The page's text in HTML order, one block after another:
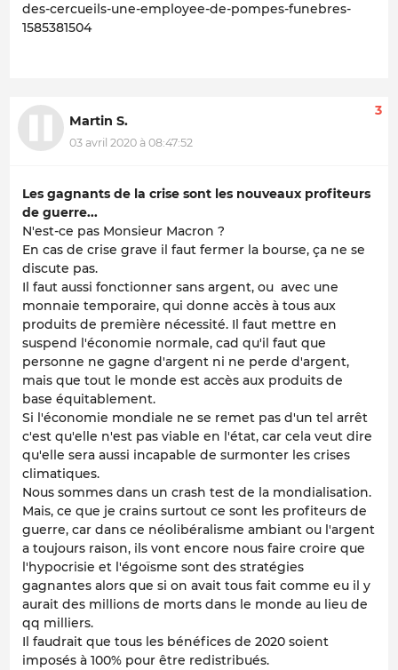
des-cercueils-une-employee-de-pompes-funebres-
1585381504
Martin S.
03 avril 2020 à 08:47:52
3
Les gagnants de la crise sont les nouveaux profiteurs
de guerre...
N'est-ce pas Monsieur Macron ?
En cas de crise grave il faut fermer la bourse, ça ne se
discute pas.
Il faut aussi fonctionner sans argent, ou avec une
monnaie temporaire, qui donne accès à tous aux
produits de première nécessité. Il faut mettre en
suspend l'économie normale, cad qu'il faut que
personne ne gagne d'argent ni ne perde d'argent,
mais que tout le monde est accès aux produits de
base équitablement.
Si l'économie mondiale ne se remet pas d'un tel arrêt
c'est qu'elle n'est pas viable en l'état, car cela veut dire
qu'elle sera aussi incapable de surmonter les crises
climatiques.
Nous sommes dans un crash test de la mondialisation.
Mais, ce que je crains surtout ce sont les profiteurs de
guerre, car dans ce néolibéralisme ambiant ou l'argent
a toujours raison, ils vont encore nous faire croire que
l'hypocrisie et l'égoïsme sont des stratégies
gagnantes alors que si on avait tous fait comme eu il y
aurait des millions de morts dans le monde au lieu de
qq milliers.
Il faudrait que tous les bénéfices de 2020 soient
imposés à 100% pour être redistribués.